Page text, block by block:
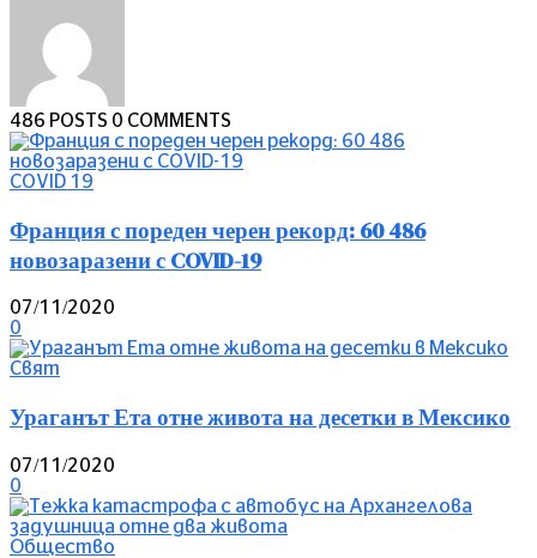
486 POSTS 0 COMMENTS
COVID 19
Франция с пореден черен рекорд: 60 486
новозаразени с COVID-19
07/11/2020
0
Свят
Ураганът Ета отне живота на десетки в Мексико
07/11/2020
0
Общество